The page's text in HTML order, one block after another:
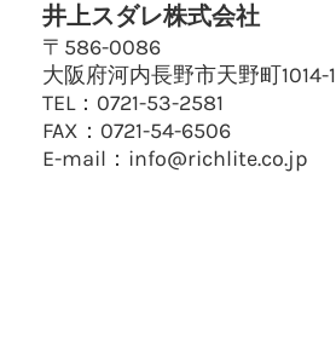
井上スダレ株式会社
〒586-0086
大阪府河内長野市天野町1014-1
TEL：0721-53-2581
FAX：0721-54-6506
E-mail：info@richlite.co.jp